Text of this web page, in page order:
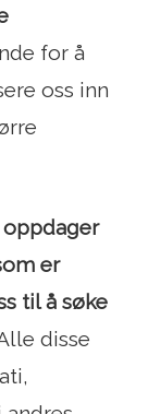
for å
oss inn
oppdager
er
til å søke
disse